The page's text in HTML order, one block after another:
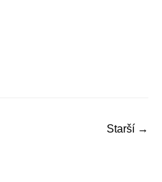
Starší →